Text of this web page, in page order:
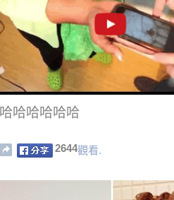
哈哈哈哈哈哈
2644觀看.